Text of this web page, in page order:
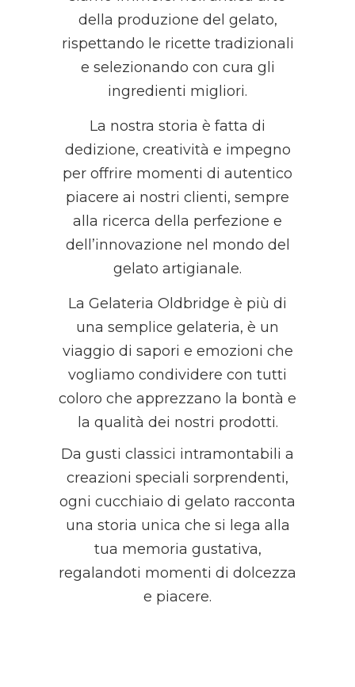
della produzione del gelato,
rispettando le ricette tradizionali
e selezionando con cura gli
ingredienti migliori.
La nostra storia è fatta di
dedizione, creatività e impegno
per offrire momenti di autentico
piacere ai nostri clienti, sempre
alla ricerca della perfezione e
dell’innovazione nel mondo del
gelato artigianale.
La Gelateria Oldbridge è più di
una semplice gelateria, è un
viaggio di sapori e emozioni che
vogliamo condividere con tutti
coloro che apprezzano la bontà e
la qualità dei nostri prodotti.
Da gusti classici intramontabili a
creazioni speciali sorprendenti,
ogni cucchiaio di gelato racconta
una storia unica che si lega alla
tua memoria gustativa,
regalandoti momenti di dolcezza
e piacere.